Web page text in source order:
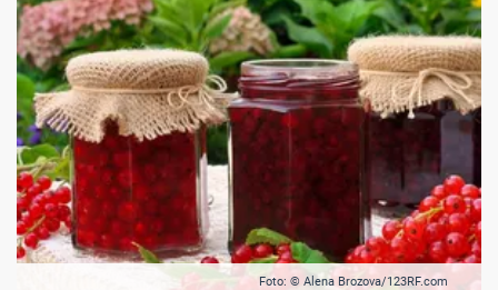
Foto: © Alena Brozova/123RF.com